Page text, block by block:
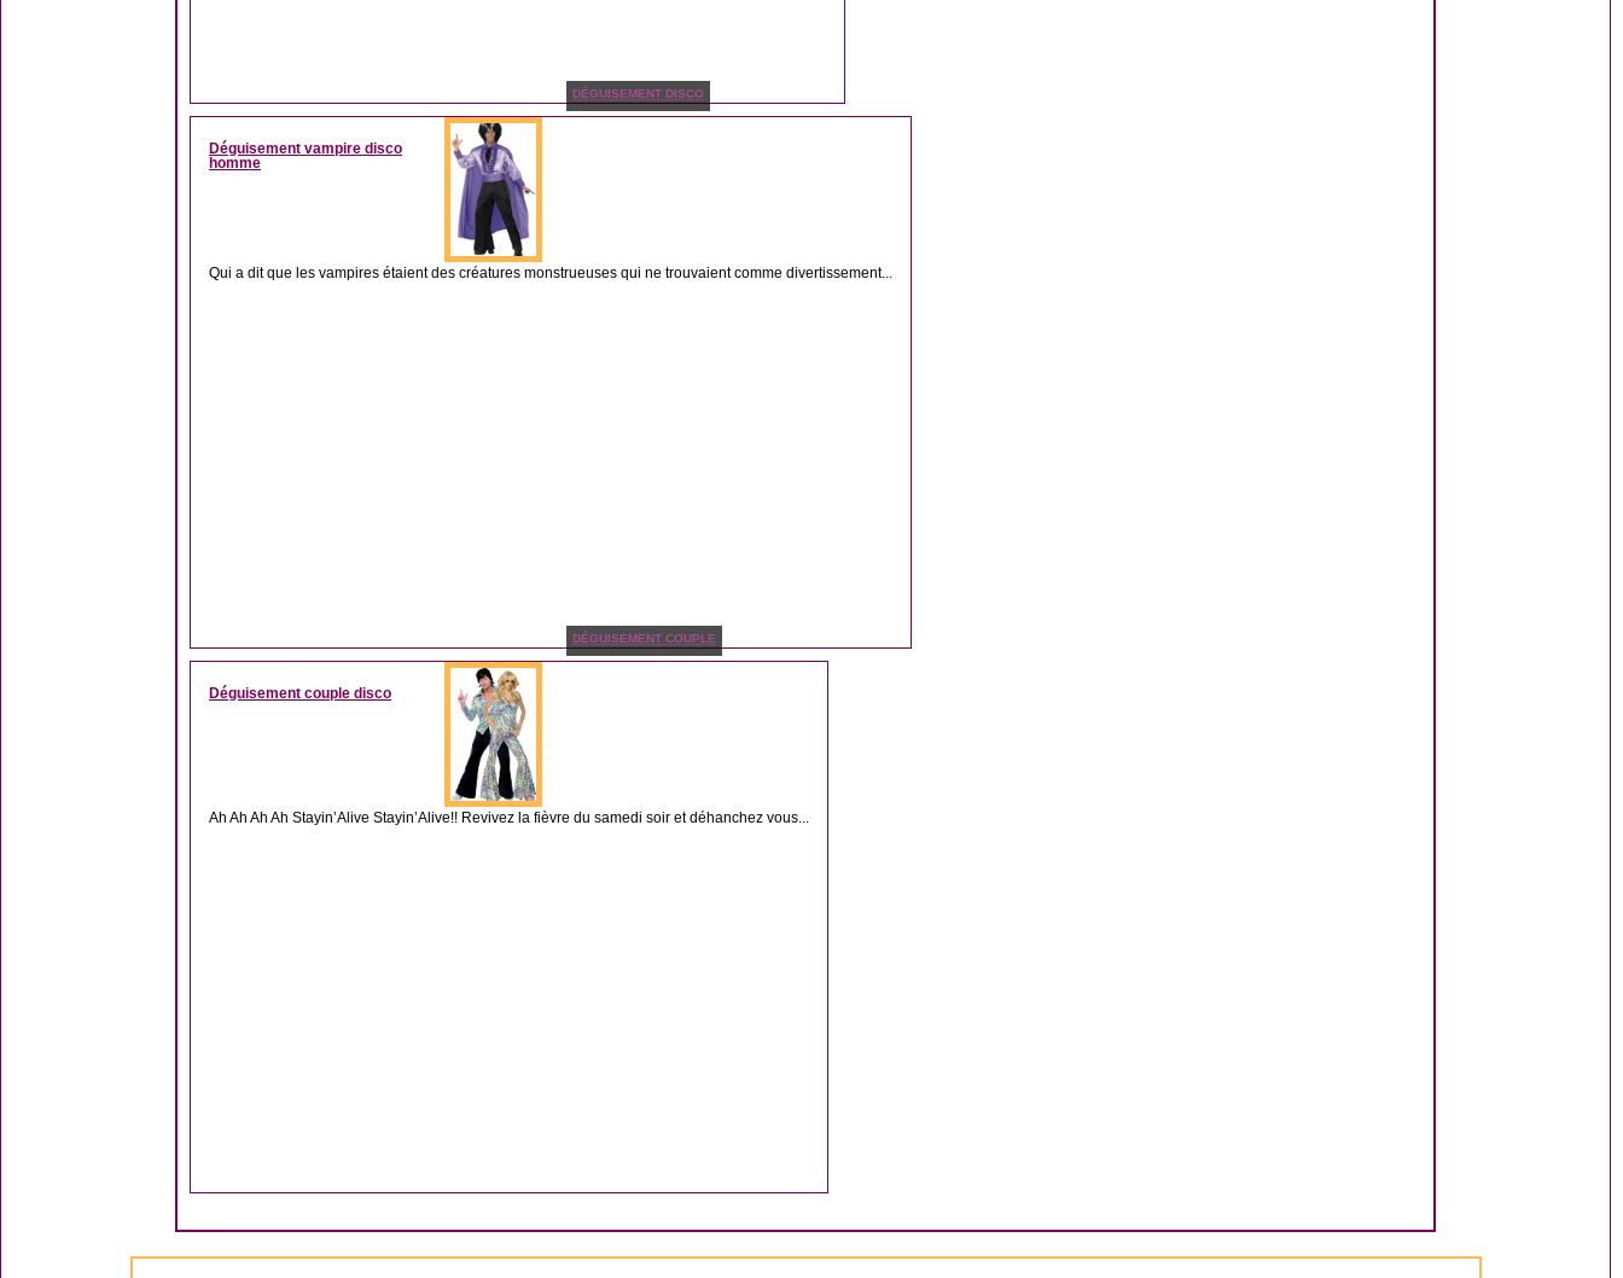
DÉGUISEMENT DISCO
Déguisement vampire disco
homme
Qui a dit que les vampires étaient des créatures monstrueuses qui ne trouvaient comme divertissement...
DÉGUISEMENT COUPLE
Déguisement couple disco
Ah Ah Ah Ah Stayin’Alive Stayin’Alive!! Revivez la fièvre du samedi soir et déhanchez vous...